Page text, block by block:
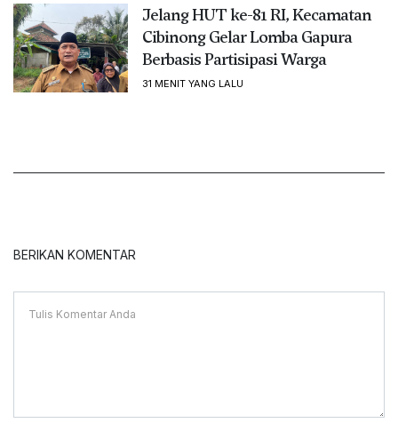
Jelang HUT ke-81 RI, Kecamatan
Cibinong Gelar Lomba Gapura
Berbasis Partisipasi Warga
31 MENIT YANG LALU
BERIKAN KOMENTAR